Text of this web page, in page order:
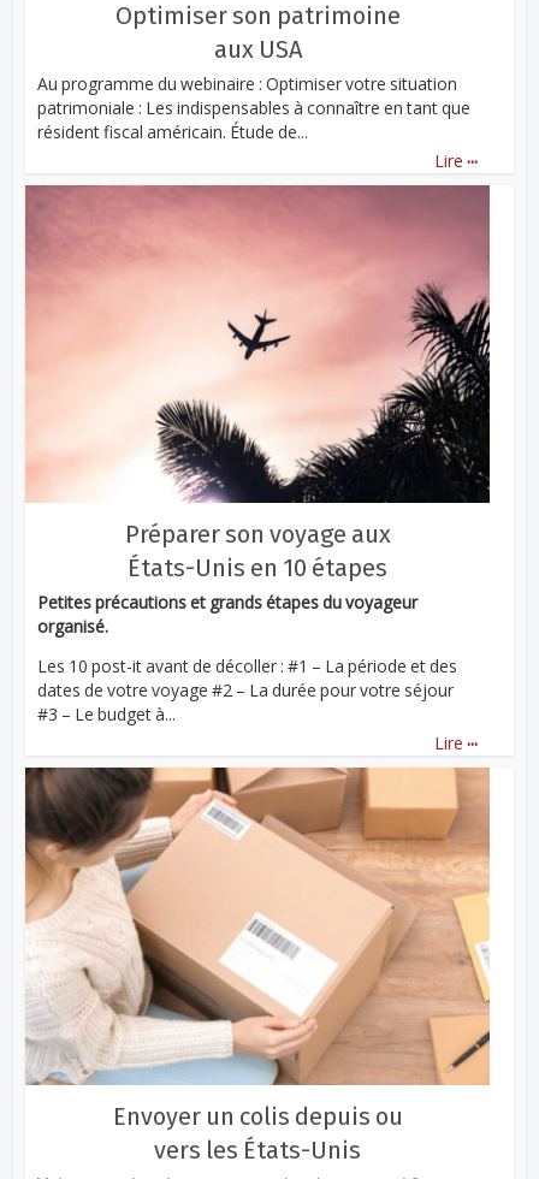
Optimiser son patrimoine
aux USA
Au programme du webinaire : Optimiser votre situation
patrimoniale : Les indispensables à connaître en tant que
résident fiscal américain. Étude de...
Lire ...
Préparer son voyage aux
États-Unis en 10 étapes
Petites précautions et grands étapes du voyageur
organisé.
Les 10 post-it avant de décoller : #1 – La période et des
dates de votre voyage #2 – La durée pour votre séjour
#3 – Le budget à...
Lire ...
Envoyer un colis depuis ou
vers les États-Unis